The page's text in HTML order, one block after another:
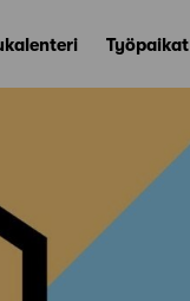
Työpaikat